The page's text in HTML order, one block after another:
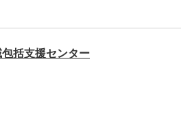
括支援センター